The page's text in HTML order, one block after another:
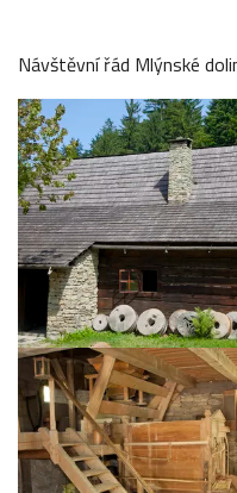
Návštěvní řád Mlýnské